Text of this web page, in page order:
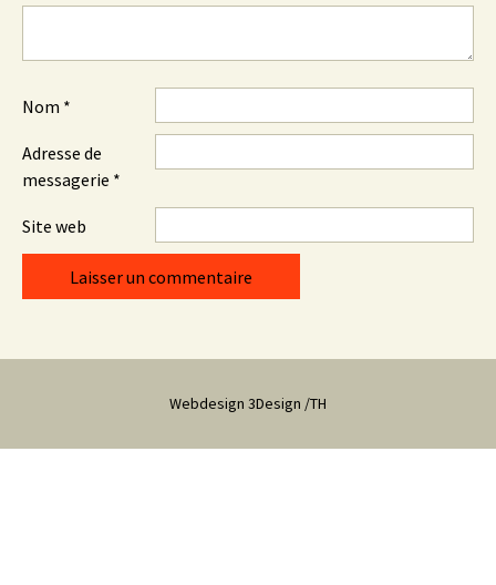
Nom *
Adresse de
messagerie *
Site web
Webdesign 3Design /TH